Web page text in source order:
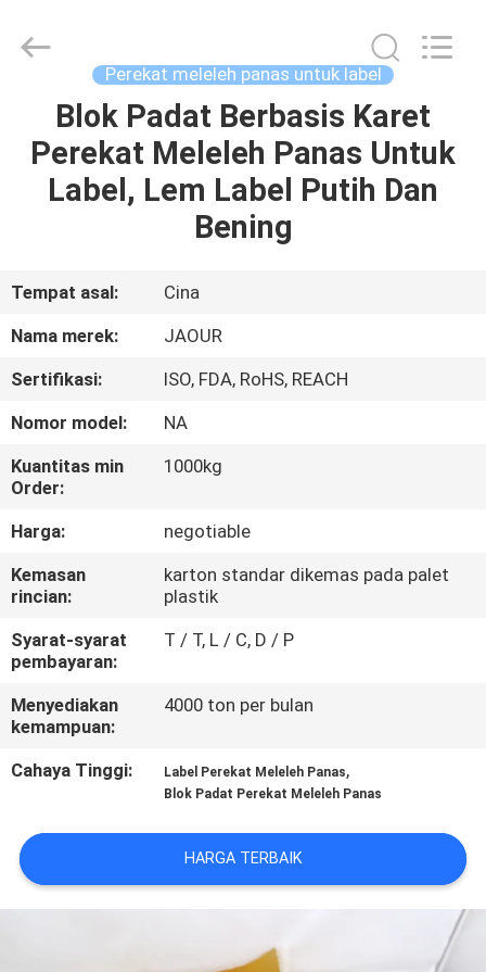
RUMAH
PRODUK
KAMI
PABRIK
KONTROL
KUALITAS
HUBUNGI
KAMI
BERITA
KASUS-
KASUS
PERMINTAAN
PENAWARAN
Adhesive
Products
Perekat meleleh panas untuk label
Blok Padat Berbasis Karet
Perekat Meleleh Panas Untuk
Label, Lem Label Putih Dan
Bening
Tempat asal:
Cina
Nama merek:
JAOUR
Sertifikasi:
ISO, FDA, RoHS, REACH
Nomor model:
NA
Kuantitas min
Order:
1000kg
Harga:
negotiable
Kemasan
rincian:
karton standar dikemas pada palet
plastik
Syarat-syarat
pembayaran:
T / T, L / C, D / P
Menyediakan
kemampuan:
4000 ton per bulan
Cahaya Tinggi: Label Perekat Meleleh Panas,
Blok Padat Perekat Meleleh Panas
HARGA TERBAIK